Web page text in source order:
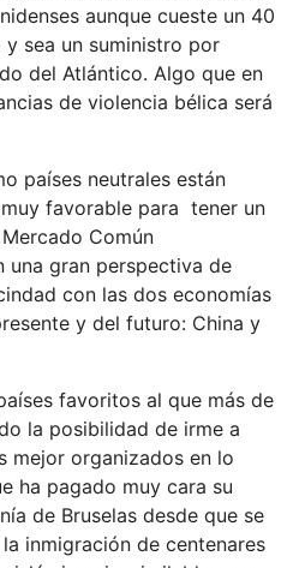
aunque cueste un 40
y sea un suministro por
del Atlántico. Algo que en
de violencia bélica será
países neutrales están
favorable para tener un
Común
una gran perspectiva de
con las dos economías
y del futuro: China y
favoritos al que más de
la posibilidad de irme a
mejor organizados en lo
ha pagado muy cara su
de Bruselas desde que se
inmigración de centenares